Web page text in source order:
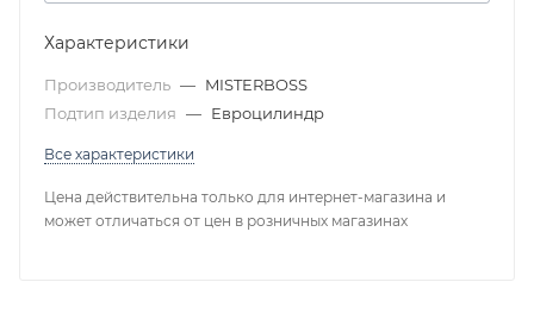
Характеристики
Производитель — MISTERBOSS
Подтип изделия — Евроцилиндр
Все характеристики
Цена действительна только для интернет-магазина и
может отличаться от цен в розничных магазинах